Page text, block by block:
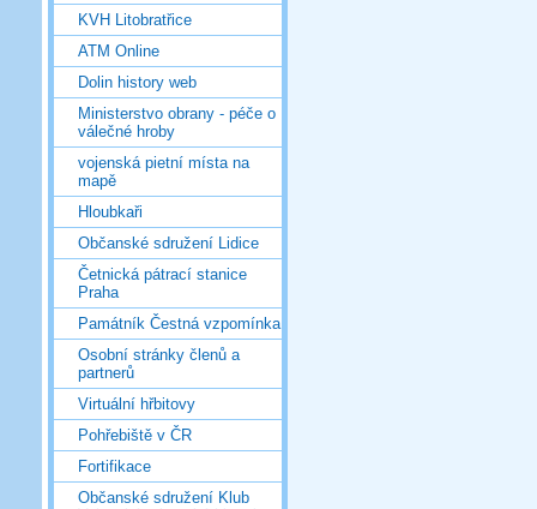
KVH Litobratřice
ATM Online
Dolin history web
Ministerstvo obrany - péče o
válečné hroby
vojenská pietní místa na
mapě
Hloubkaři
Občanské sdružení Lidice
Četnická pátrací stanice
Praha
Památník Čestná vzpomínka
Osobní stránky členů a
partnerů
Virtuální hřbitovy
Pohřebiště v ČR
Fortifikace
Občanské sdružení Klub